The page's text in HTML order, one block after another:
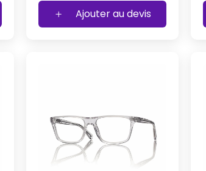
Ajouter au devis